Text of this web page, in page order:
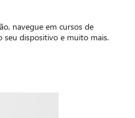
navegue em cursos de
seu dispositivo e muito mais.